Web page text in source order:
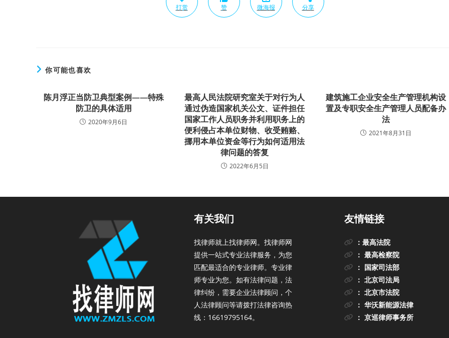
打赏 赞 微海报 分享
你可能也喜欢
陈月浮正当防卫典型案例——特殊
防卫的具体适用
2020年9月6日
最高人民法院研究室关于对行为人
通过伪造国家机关公文、证件担任
国家工作人员职务并利用职务上的
便利侵占本单位财物、收受贿赂、
挪用本单位资金等行为如何适用法
律问题的答复
2022年6月5日
建筑施工企业安全生产管理机构设
置及专职安全生产管理人员配备办
法
2021年8月31日
有关我们
找律师就上找律师网。找律师网
提供一站式专业法律服务，为您
匹配最适合的专业律师。专业律
师专业为您。如有法律问题，法
律纠纷，需要企业法律顾问，个
人法律顾问等请拨打法律咨询热
线：16619795164。
友情链接
：最高法院
： 最高检察院
： 国家司法部
： 北京司法局
： 北京市法院
： 华沃新能源法律
： 京巡律师事务所